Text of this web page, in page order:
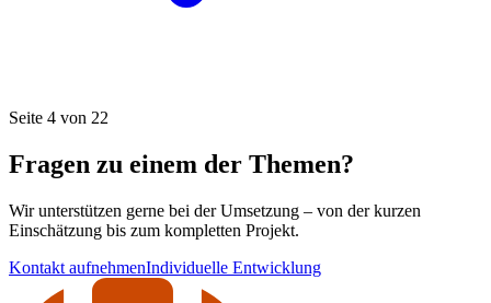
Seite 4 von 22
Fragen zu einem der Themen?
Wir unterstützen gerne bei der Umsetzung – von der kurzen
Einschätzung bis zum kompletten Projekt.
Kontakt aufnehmenIndividuelle Entwicklung